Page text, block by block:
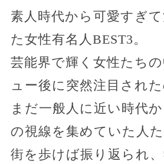
素人時代から可愛すぎ
た女性有名人BEST3。
芸能界で輝く女性たち
ュー後に突然注目され
まだ一般人に近い時代
の視線を集めていた人た
街を歩けば振り返られ